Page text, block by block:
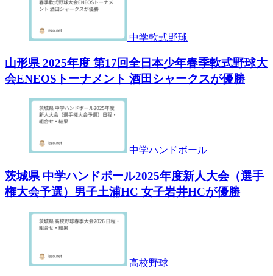
中学軟式野球
山形県 2025年度 第17回全日本少年春季軟式野球大
会ENEOSトーナメント 酒田シャークスが優勝
中学ハンドボール
茨城県 中学ハンドボール2025年度新人大会（選手
権大会予選）男子土浦HC 女子岩井HCが優勝
高校野球